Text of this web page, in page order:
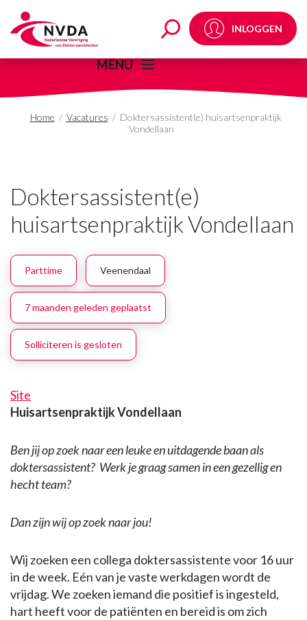
Doktersassistent(e)
INLOGGEN
MENU
Home / Vacatures / Doktersassistent(e) huisartsenpraktijk
Vondellaan
Doktersassistent(e)
huisartsenpraktijk Vondellaan
Parttime Veenendaal
7 maanden geleden geplaatst
Solliciteren is gesloten
Site
Huisartsenpraktijk Vondellaan
Ben jij op zoek naar een leuke en uitdagende baan als
doktersassistent? Werk je graag samen in een gezellig en
hecht team?
Dan zijn wij op zoek naar jou!
Wij zoeken een collega doktersassistente voor 16 uur
in de week. Eén van je vaste werkdagen wordt de
vrijdag. We zoeken iemand die positief is ingesteld,
hart heeft voor de patiënten en bereid is om zich